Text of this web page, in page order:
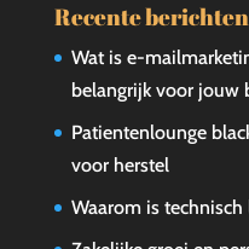
Recente berichten
Wat is e-
belangrijk voor jouw
Patientenlounge
voor herstel
Waarom is technisch